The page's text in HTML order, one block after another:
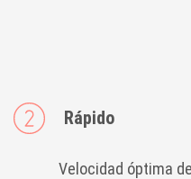
Rápido
Velocidad óptima